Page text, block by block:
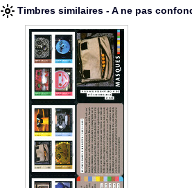
Timbres similaires - A ne pas